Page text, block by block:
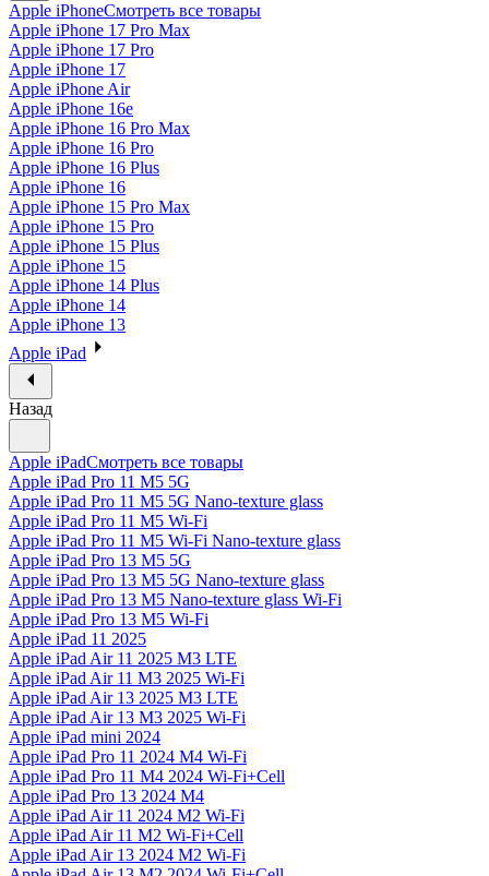
Apple iPhoneСмотреть все товары
Apple iPhone 17 Pro Max
Apple iPhone 17 Pro
Apple iPhone 17
Apple iPhone Air
Apple iPhone 16e
Apple iPhone 16 Pro Max
Apple iPhone 16 Pro
Apple iPhone 16 Plus
Apple iPhone 16
Apple iPhone 15 Pro Max
Apple iPhone 15 Pro
Apple iPhone 15 Plus
Apple iPhone 15
Apple iPhone 14 Plus
Apple iPhone 14
Apple iPhone 13
Apple iPad
Назад
Apple iPadСмотреть все товары
Apple iPad Pro 11 M5 5G
Apple iPad Pro 11 M5 5G Nano-texture glass
Apple iPad Pro 11 M5 Wi-Fi
Apple iPad Pro 11 M5 Wi-Fi Nano-texture glass
Apple iPad Pro 13 M5 5G
Apple iPad Pro 13 M5 5G Nano-texture glass
Apple iPad Pro 13 M5 Nano-texture glass Wi-Fi
Apple iPad Pro 13 M5 Wi-Fi
Apple iPad 11 2025
Apple iPad Air 11 2025 M3 LTE
Apple iPad Air 11 M3 2025 Wi-Fi
Apple iPad Air 13 2025 M3 LTE
Apple iPad Air 13 M3 2025 Wi-Fi
Apple iPad mini 2024
Apple iPad Pro 11 2024 M4 Wi-Fi
Apple iPad Pro 11 M4 2024 Wi-Fi+Cell
Apple iPad Pro 13 2024 M4
Apple iPad Air 11 2024 M2 Wi-Fi
Apple iPad Air 11 M2 Wi-Fi+Cell
Apple iPad Air 13 2024 M2 Wi-Fi